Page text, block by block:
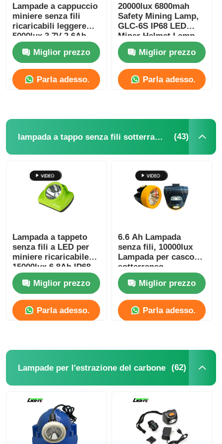
Lampade a cappuccio
miniere senza fili
ricaricabili leggere
5000lux 3.7V 2.6Ah
IP67
Miglior prezzo
Parla adesso.
20000lux 6800mah
Safety Mining Lamp,
GLC-6S IP68 LED
Miner Helmet Lamp
Miglior prezzo
Parla adesso.
lampada a tappo senza fili sotterranea (43)
Lampada a tappeto
senza fili a LED per
miniere ricaricabile
15000lux 6,8Ah IP68
Miglior prezzo
Parla adesso.
6.6 Ah Lampada
senza fili, 10000lux
Lampada per casco
sotterraneo
Miglior prezzo
Parla adesso.
Lampade per l'estrazione del carbone (62)